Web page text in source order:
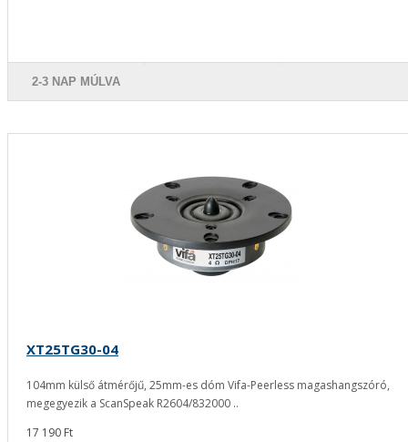
2-3 NAP MÚLVA
XT25TG30-04
104mm külső átmérőjű, 25mm-es dóm Vifa-Peerless magashangszóró,
megegyezik a ScanSpeak R2604/832000 ..
17 190 Ft